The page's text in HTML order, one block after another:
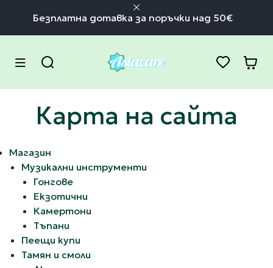
Безплатна дотавка за поръчки над 50€
Карта на сайта
Магазин
Музикални инструменти
Гонгове
Екзотични
Камертони
Тъпани
Пеещи купи
Тамян и смоли